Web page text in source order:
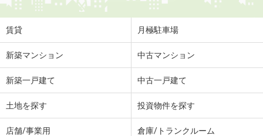
賃貸 月極駐車場
新築マンション 中古マンション
新築一戸建て 中古一戸建て
土地を探す 投資物件を探す
店舗/事業用 倉庫/トランクルーム